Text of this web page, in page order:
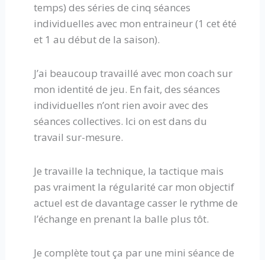
temps) des séries de cinq séances
individuelles avec mon entraineur (1 cet été
et 1 au début de la saison).
J’ai beaucoup travaillé avec mon coach sur
mon identité de jeu. En fait, des séances
individuelles n’ont rien avoir avec des
séances collectives. Ici on est dans du
travail sur-mesure.
Je travaille la technique, la tactique mais
pas vraiment la régularité car mon objectif
actuel est de davantage casser le rythme de
l’échange en prenant la balle plus tôt.
Je complète tout ça par une mini séance de